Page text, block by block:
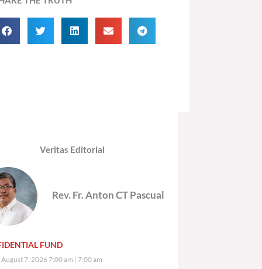
Veritas Editorial
Rev. Fr. Anton CT Pascual
FUND
7, 2026 7:00 am 7:00 am